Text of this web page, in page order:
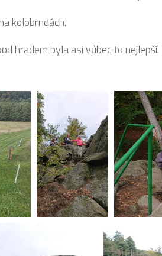
kolobrndách.
hradem byla asi vůbec to nejlepší.